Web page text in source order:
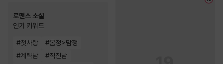
로맨스 소설
인기 키워드
#첫사랑 #몸정>맘정
#계략남 #직진남